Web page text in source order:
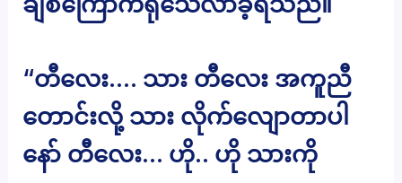
“တီလေး…. သား တီလေး အကူညီ
တောင်းလို့ သား လိုက်လျောတာပါ
နော် တီလေး… ဟို.. ဟို သားကို